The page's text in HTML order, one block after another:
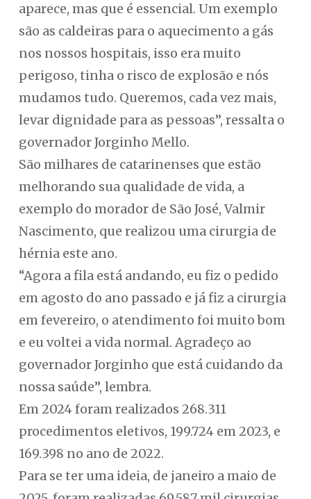
aparece, mas que é essencial. Um exemplo
são as caldeiras para o aquecimento a gás
nos nossos hospitais, isso era muito
perigoso, tinha o risco de explosão e nós
mudamos tudo. Queremos, cada vez mais,
levar dignidade para as pessoas”, ressalta o
governador Jorginho Mello.
São milhares de catarinenses que estão
melhorando sua qualidade de vida, a
exemplo do morador de São José, Valmir
Nascimento, que realizou uma cirurgia de
hérnia este ano.
“Agora a fila está andando, eu fiz o pedido
em agosto do ano passado e já fiz a cirurgia
em fevereiro, o atendimento foi muito bom
e eu voltei a vida normal. Agradeço ao
governador Jorginho que está cuidando da
nossa saúde”, lembra.
Em 2024 foram realizados 268.311
procedimentos eletivos, 199.724 em 2023, e
169.398 no ano de 2022.
Para se ter uma ideia, de janeiro a maio de